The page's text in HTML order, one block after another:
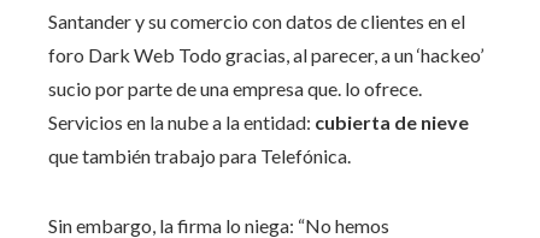
Santander y su comercio con datos de clientes en el
foro Dark Web Todo gracias, al parecer, a un ‘hackeo’
sucio por parte de una empresa que. lo ofrece.
Servicios en la nube a la entidad: cubierta de nieve
que también trabajo para Telefónica.
Sin embargo, la firma lo niega: “No hemos